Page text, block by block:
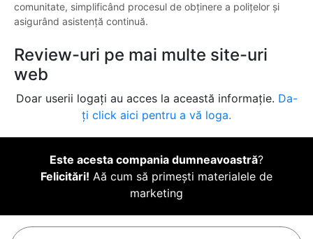
comunitate, simplificând procesul de obținere a polițelor și
asigurând asistență continuă.
Review-uri pe mai multe site-uri
web
Doar userii logați au acces la această informație. Da-
ți click aici pentru a vă loga.
Este acesta compania dumneavoastră?
Felicitări! Aă cum să primești materialele de
marketing